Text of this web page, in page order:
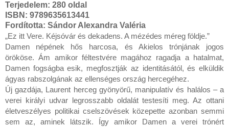
Terjedelem: 280 oldal
ISBN: 9789635613441
Fordította: Sándor Alexandra Valéria
„Ez ​itt Vere. Kéjsóvár és dekadens. A mézédes méreg földje.”
Damen népének hős harcosa, és Akielos trónjának jogos
örököse. Ám amikor féltestvére magához ragadja a hatalmat,
Damen fogságba esik, megfosztják az identitásától, és elküldik
ágyas rabszolgának az ellenséges ország hercegéhez.
Új gazdája, Laurent herceg gyönyörű, manipulatív és halálos – a
verei királyi udvar legrosszabb oldalát testesíti meg. Az ottani
életveszélyes politikai cselszövések közepette azonban semmi
sem az, aminek látszik. Így amikor Damen a verei trónért